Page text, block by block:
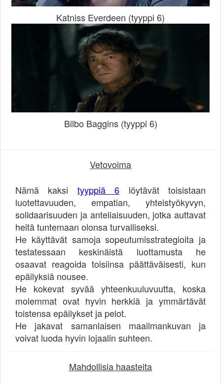
Katniss Everdeen (tyyppi 6)
Bilbo Baggins (tyyppi 6)
Vetovoima
Nämä kaksi tyyppiä 6 löytävät toisistaan
luotettavuuden, empatian, yhteistyökyvyn,
solidaarisuuden ja anteliaisuuden, jotka auttavat
heitä tuntemaan olonsa turvalliseksi.
He käyttävät samoja sopeutumisstrategioita ja
testatessaan keskinäistä luottamusta he
osaavat reagoida toisiinsa päättäväisesti, kun
epäilyksiä nousee.
He kokevat syvää yhteenkuuluvuutta, koska
molemmat ovat hyvin herkkiä ja ymmärtävät
toistensa epäilykset ja pelot.
He jakavat samanlaisen maailmankuvan ja
voivat luoda hyvin lojaalin suhteen.
Mahdollisia haasteita